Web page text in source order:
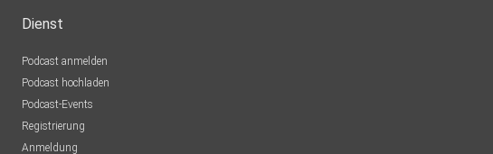
Dienst
Podcast anmelden
Podcast hochladen
Podcast-Events
Registrierung
Anmeldung